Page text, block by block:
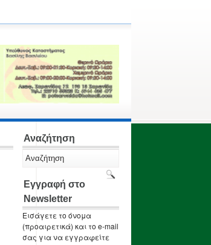
Αναζήτηση
Εγγραφή στο
Newsletter
Εισάγετε το όνομα
(προαιρετικά) και το e-mail
σας για να εγγραφείτε